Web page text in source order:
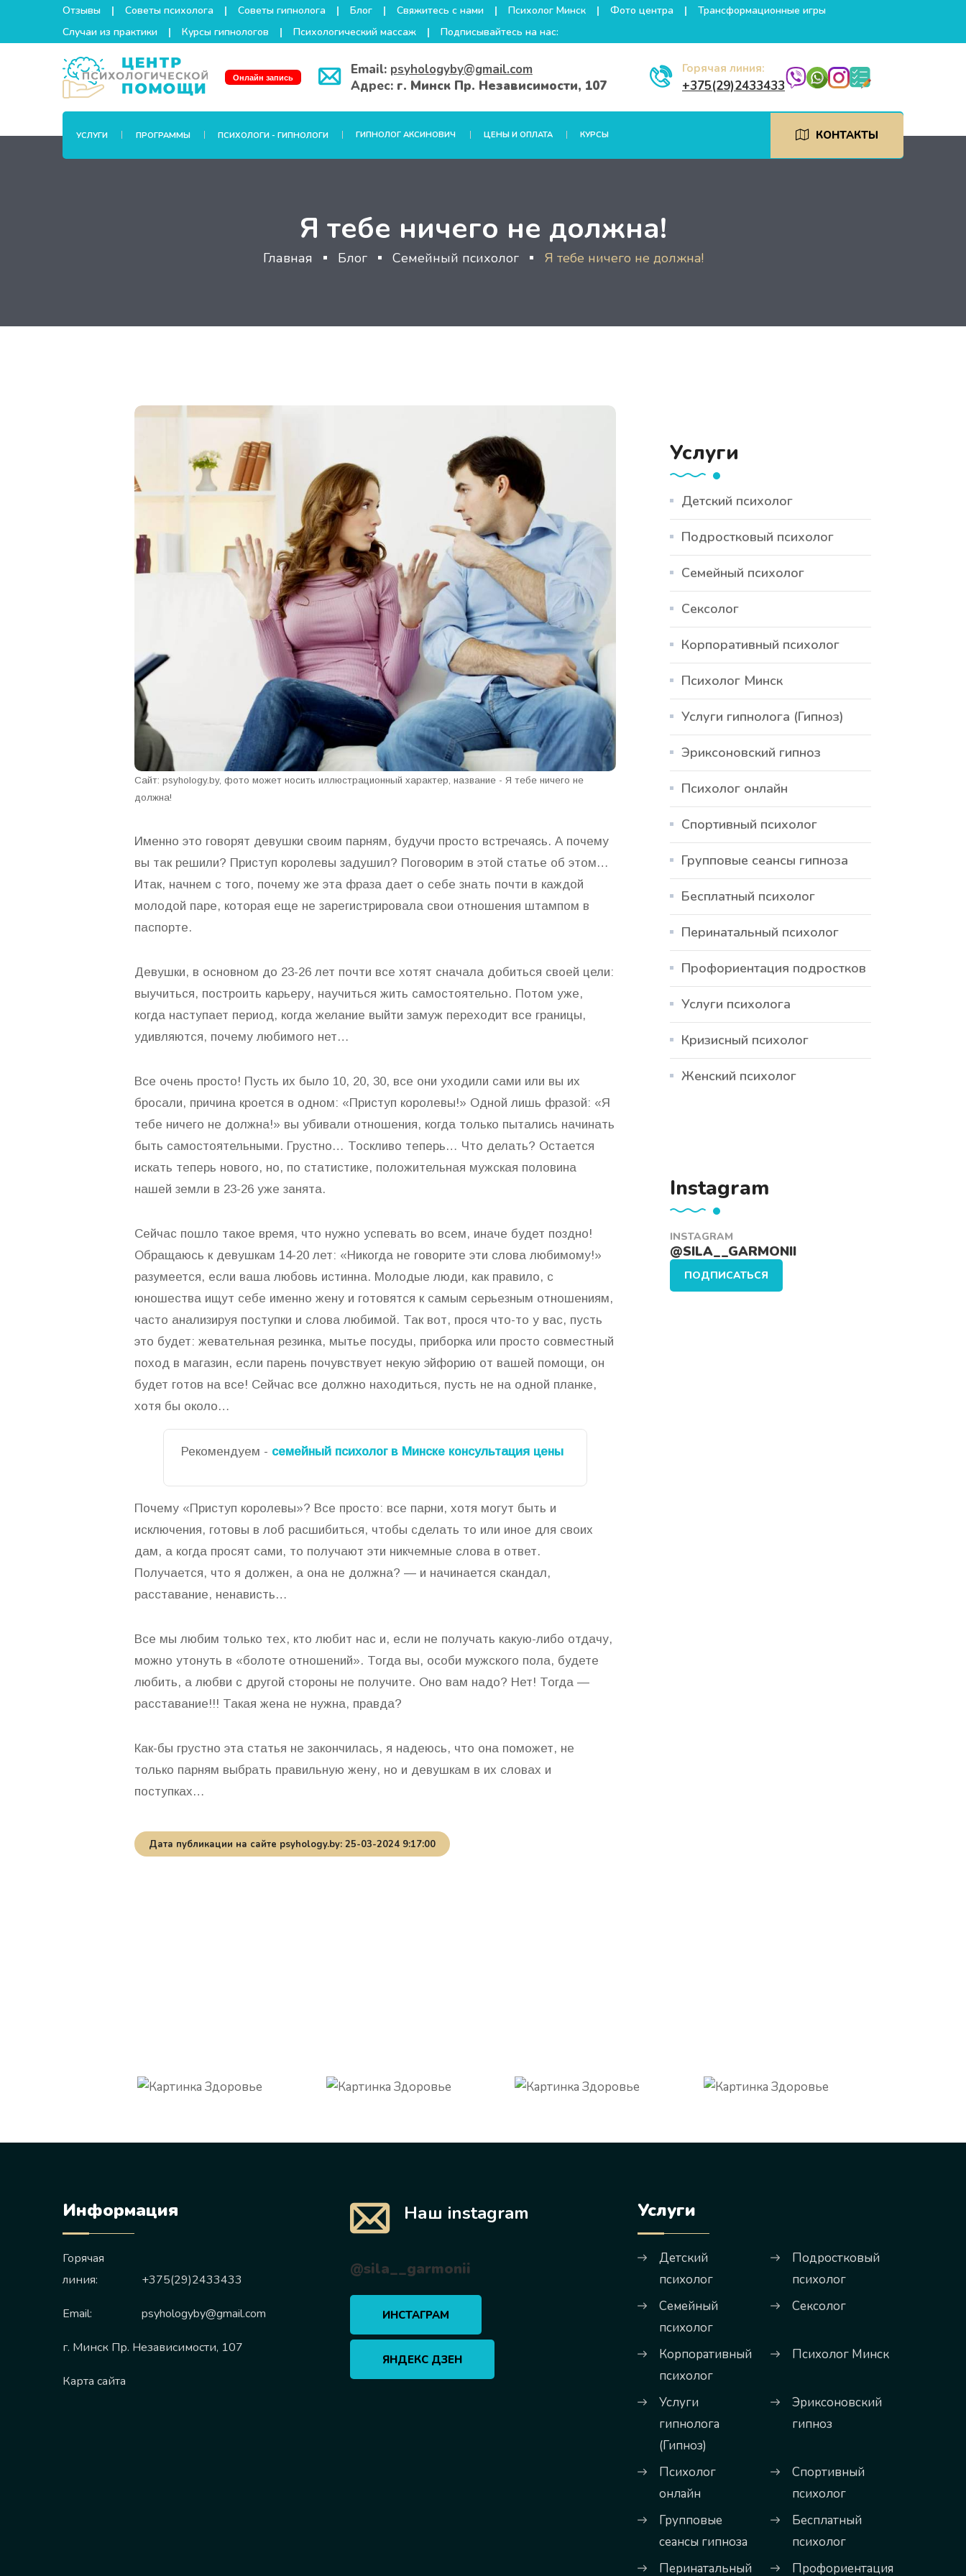
Отзывы Советы психолога Советы гипнолога Блог Свяжитесь с нами Психолог Минск Фото центра
Трансформационные игры
Случаи из практики
Курсы гипнологов Психологический массаж Подписывайтесь на нас:
Онлайн запись Email: psyhologyby@gmail.com
Адрес: г. Минск Пр. Независимости, 107
Горячая линия:
+375(29)2433433
УСЛУГИ ПРОГРАММЫ ПСИХОЛОГИ - ГИПНОЛОГИ ГИПНОЛОГ АКСИНОВИЧ ЦЕНЫ И ОПЛАТА КУРСЫ КОНТАКТЫ
Я тебе ничего не должна!
Главная Блог Семейный психолог Я тебе ничего не должна!
Сайт: psyhology.by, фото может носить иллюстрационный характер, название - Я тебе ничего не
должна!
Именно это говорят девушки своим парням, будучи просто встречаясь. А почему
вы так решили? Приступ королевы задушил? Поговорим в этой статье об этом…
Итак, начнем с того, почему же эта фраза дает о себе знать почти в каждой
молодой паре, которая еще не зарегистрировала свои отношения штампом в
паспорте.
Девушки, в основном до 23-26 лет почти все хотят сначала добиться своей цели:
выучиться, построить карьеру, научиться жить самостоятельно. Потом уже,
когда наступает период, когда желание выйти замуж переходит все границы,
удивляются, почему любимого нет…
Все очень просто! Пусть их было 10, 20, 30, все они уходили сами или вы их
бросали, причина кроется в одном: «Приступ королевы!» Одной лишь фразой: «Я
тебе ничего не должна!» вы убивали отношения, когда только пытались начинать
быть самостоятельными. Грустно… Тоскливо теперь… Что делать? Остается
искать теперь нового, но, по статистике, положительная мужская половина
нашей земли в 23-26 уже занята.
Сейчас пошло такое время, что нужно успевать во всем, иначе будет поздно!
Обращаюсь к девушкам 14-20 лет: «Никогда не говорите эти слова любимому!»
разумеется, если ваша любовь истинна. Молодые люди, как правило, с
юношества ищут себе именно жену и готовятся к самым серьезным отношениям,
часто анализируя поступки и слова любимой. Так вот, прося что-то у вас, пусть
это будет: жевательная резинка, мытье посуды, приборка или просто совместный
поход в магазин, если парень почувствует некую эйфорию от вашей помощи, он
будет готов на все! Сейчас все должно находиться, пусть не на одной планке,
хотя бы около…
Рекомендуем - семейный психолог в Минске консультация цены
Почему «Приступ королевы»? Все просто: все парни, хотя могут быть и
исключения, готовы в лоб расшибиться, чтобы сделать то или иное для своих
дам, а когда просят сами, то получают эти никчемные слова в ответ.
Получается, что я должен, а она не должна? — и начинается скандал,
расставание, ненависть…
Все мы любим только тех, кто любит нас и, если не получать какую-либо отдачу,
можно утонуть в «болоте отношений». Тогда вы, особи мужского пола, будете
любить, а любви с другой стороны не получите. Оно вам надо? Нет! Тогда —
расставание!!! Такая жена не нужна, правда?
Как-бы грустно эта статья не закончилась, я надеюсь, что она поможет, не
только парням выбрать правильную жену, но и девушкам в их словах и
поступках…
Дата публикации на сайте psyhology.by: 25-03-2024 9:17:00
Услуги
Детский психолог
Подростковый психолог
Семейный психолог
Сексолог
Корпоративный психолог
Психолог Минск
Услуги гипнолога (Гипноз)
Эриксоновский гипноз
Психолог онлайн
Спортивный психолог
Групповые сеансы гипноза
Бесплатный психолог
Перинатальный психолог
Профориентация подростков
Услуги психолога
Кризисный психолог
Женский психолог
Instagram
INSTAGRAM
@SILA__GARMONII
ПОДПИСАТЬСЯ
Информация
Горячая
линия:
+375(29)2433433
Email: psyhologyby@gmail.com
г. Минск Пр. Независимости, 107
Карта сайта
Наш instagram
@sila__garmonii
ИНСТАГРАМ
ЯНДЕКС ДЗЕН
Услуги
Детский
психолог
Подростковый
психолог
Семейный
психолог
Сексолог
Корпоративный
психолог
Психолог Минск
Услуги
гипнолога
(Гипноз)
Эриксоновский
гипноз
Психолог
онлайн
Спортивный
психолог
Групповые
сеансы гипноза
Бесплатный
психолог
Перинатальный
Профориентация